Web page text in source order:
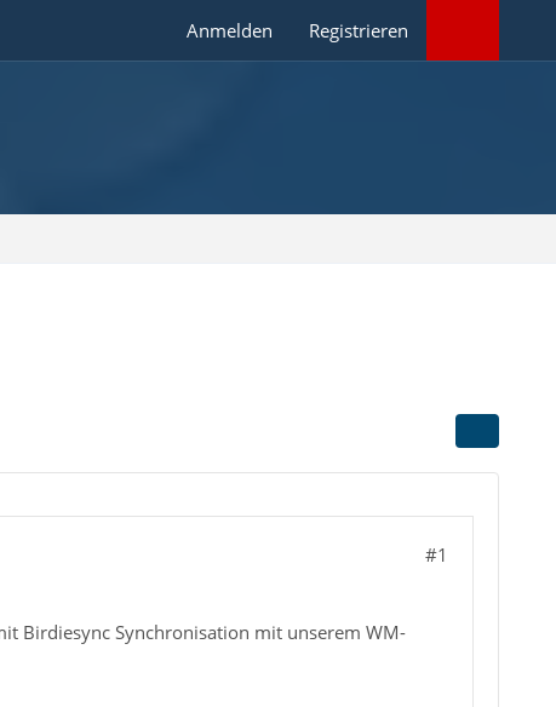
Anmelden Registrieren
#1
Birdiesync Synchronisation mit unserem WM-